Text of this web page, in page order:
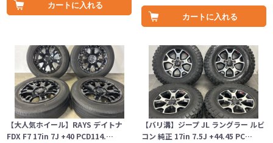
カートに入れる
カートに入れる
【大人気ホイール】RAYS デイトナ
FDX F7 17in 7J +40 PCD114.…
【バリ溝】ジープ JL ラングラー ルビ
コン 純正 17in 7.5J +44.45 PC…